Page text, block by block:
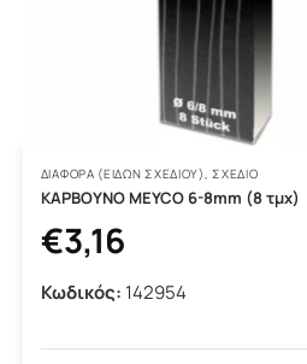
ΔΙΆΦΟΡΑ (ΕΙΔΏΝ ΣΧΕΔΊΟΥ),ΣΧΕΔΙΟ
ΚΑΡΒΟΥΝΟ MEYCO 6-8mm (8 τμχ)
€3,16
Κωδικός: 142954